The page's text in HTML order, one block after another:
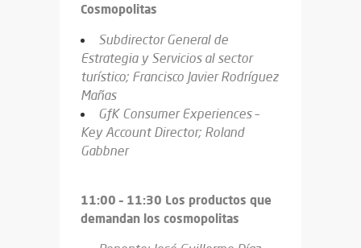
Cosmopolitas
Subdirector General de
Estrategia y Servicios al sector
turístico; Francisco Javier Rodríguez
Mañas
GfK Consumer Experiences –
Key Account Director; Roland
Gabbner
11:00 – 11:30 Los productos que
demandan los cosmopolitas